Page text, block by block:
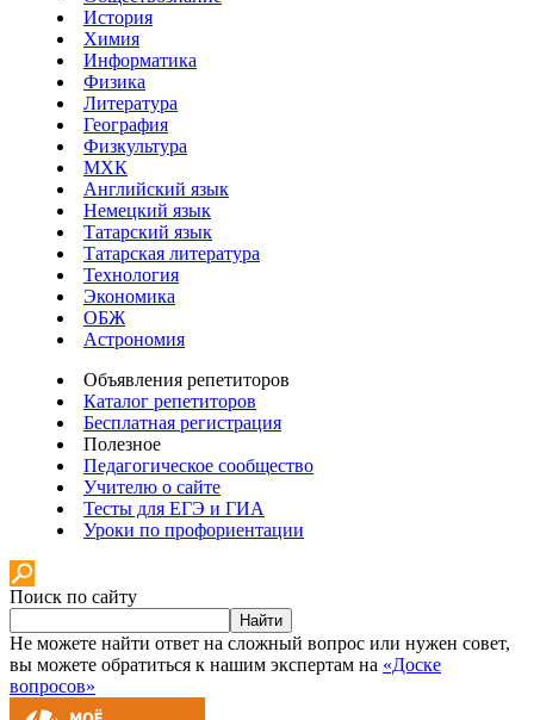
История
Химия
Информатика
Физика
Литература
География
Физкультура
МХК
Английский язык
Немецкий язык
Татарский язык
Татарская литература
Технология
Экономика
ОБЖ
Астрономия
Объявления репетиторов
Каталог репетиторов
Бесплатная регистрация
Полезное
Педагогическое сообщество
Учителю о сайте
Тесты для ЕГЭ и ГИА
Уроки по профориентации
Поиск по сайту
Найти
Не можете найти ответ на сложный вопрос или нужен совет,
вы можете обратиться к нашим экспертам на «Доске
вопросов»